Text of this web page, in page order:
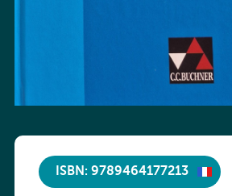
ISBN: 9789464177213